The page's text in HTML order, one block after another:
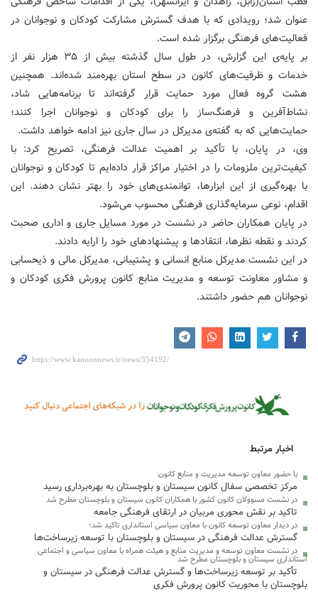
عنوان شد؛ رویدادی که با هدف گسترش مشارکت کودکان و نوجوانان در
فعالیت‌های فرهنگی برگزار شده است.
بر پایه‌ی این گزارش، در طول سال گذشته بیش از ۳۵ هزار نفر از
خدمات و ظرفیت‌های کانون در سطح استان بهره‌مند شده‌اند. همچنین
هشت گروه فعال مورد حمایت قرار گرفته‌اند تا برنامه‌هایی شاد،
نشاط‌آفرین و فرهنگ‌ساز را برای کودکان و نوجوانان اجرا کنند؛
حمایت‌هایی که به گفته‌ی مدیرکل در سال جاری نیز ادامه خواهد داشت.
وی، در پایان، با تأکید بر اهمیت عدالت فرهنگی، تصریح کرد: با
کیفیت‌ترین ملزومات را در اختیار مراکز قرار داده‌ایم تا کودکان و نوجوانان
با بهره‌گیری از این ابزارها، توانمندی‌های خود را بهتر نشان دهند. این
اقدام، نوعی سرمایه‌گذاری فرهنگی محسوب می‌شود.
در پایان همکاران حاضر در نشست در مورد مسایل جاری و اداری صحبت
کردند و نقطه نظرها، انتقادها و پیشنهادهای خود را ارایه دادند.
در این نشست مدیرکل منابع انسانی و پشتیبانی، مدیرکل مالی و ذیحسابی
و مشاور معاونت توسعه و مدیریت منابع کانون پرورش فکری کودکان و
نوجوانان هم حضور داشتند.
اخبار مرتبط
با حضور معاون توسعه مدیریت و منابع کانون:
مرکز تخصصی سفال کانون سیستان و بلوچستان به بهره‌برداری رسید
در نشست مسوولان کانون کشور با همکاران کانون سیستان و بلوچستان مطرح شد
تاکید بر نقش محوری مربیان در ارتقای فرهنگی جامعه
در دیدار معاون توسعه کانون با معاون سیاسی استانداری تاکید شد؛
گسترش عدالت فرهنگی در سیستان و بلوچستان با توسعه زیرساخت‌ها
در نشست معاون توسعه و مدیریت منابع و هیئت همراه با معاون سیاسی و اجتماعی
استانداری سیستان و بلوچستان مطرح شد
تأکید بر توسعه زیرساخت‌ها و گسترش عدالت فرهنگی در سیستان و
بلوچستان با محوریت کانون پرورش فکری